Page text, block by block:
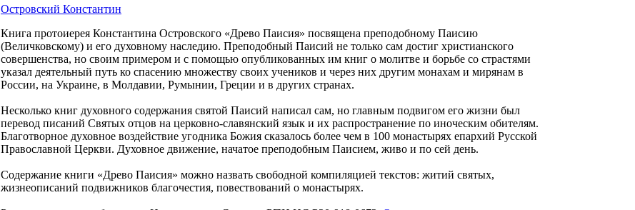
Островский Константин
Книга протоиерея Константина Островского «Древо Паисия» посвящена преподобному Паисию
(Величковскому) и его духовному наследию. Преподобный Паисий не только сам достиг христианского
совершенства, но своим примером и с помощью опубликованных им книг о молитве и борьбе со страстями
указал деятельный путь ко спасению множеству своих учеников и через них другим монахам и мирянам в
России, на Украине, в Молдавии, Румынии, Греции и в других странах.
Несколько книг духовного содержания святой Паисий написал сам, но главным подвигом его жизни был
перевод писаний Святых отцов на церковно-славянский язык и их распространение по иноческим обителям.
Благотворное духовное воздействие угодника Божия сказалось более чем в 100 монастырях епархий Русской
Православной Церкви. Духовное движение, начатое преподобным Паисием, живо и по сей день.
Содержание книги «Древо Паисия» можно назвать свободной компиляцией текстов: житий святых,
жизнеописаний подвижников благочестия, повествований о монастырях.